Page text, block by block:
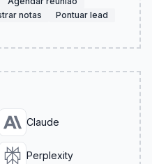
notas
Pontuar lead
Claude
Perplexity